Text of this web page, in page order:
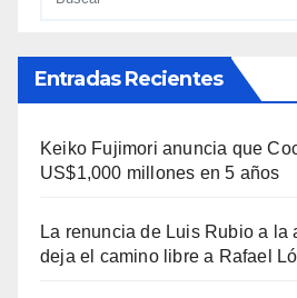
Entradas Recientes
Keiko Fujimori anuncia que
US$1,000 millones en 5 años
La renuncia de Luis Rubio a la
deja el camino libre a Rafael